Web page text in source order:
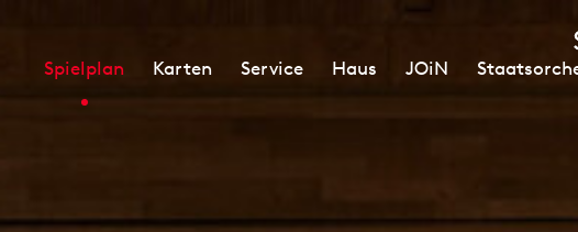
Spielplan Karten Service Haus JOiN